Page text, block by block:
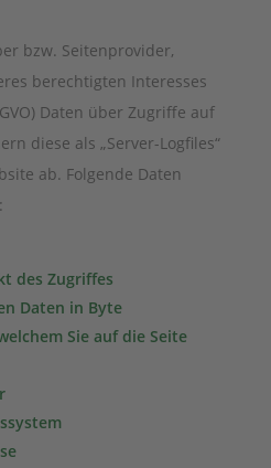
bzw. Seitenprovider,
berechtigten Interesses
Daten über Zugriffe auf
diese als „Server-Logfiles“
ab. Folgende Daten
des Zugriffes
Daten in Byte
Sie auf die Seite